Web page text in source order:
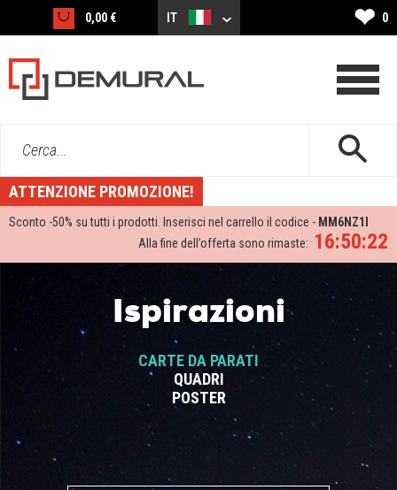
0,00 € IT ❤ 0
Cerca...
ATTENZIONE PROMOZIONE!
Sconto -50% su tutti i prodotti. Inserisci nel carrello il codice - MM6NZ1I
16:50:22
Alla fine dell’offerta sono rimaste:
Ispirazioni
CARTE DA PARATI
QUADRI
POSTER